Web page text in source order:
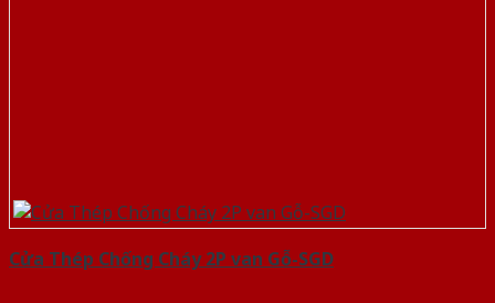
Cửa Thép Chống Cháy 2P van Gỗ-SGD